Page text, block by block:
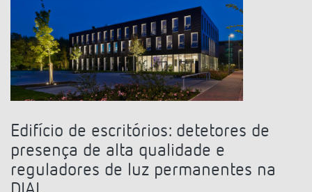
Acessórios
Referências
Ambiente
Design
Consulta
Como chegar
Distribuicao global
Smart Metering
LUXORliving
Edifício de escritórios: detetores de
presença de alta qualidade e
reguladores de luz permanentes na